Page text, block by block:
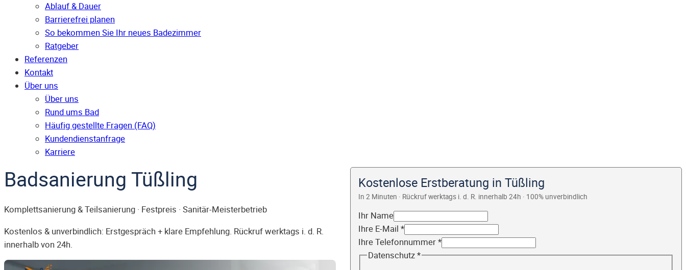
Ablauf & Dauer
Barrierefrei planen
So bekommen Sie Ihr neues Badezimmer
Ratgeber
Referenzen
Kontakt
Über uns
Über uns
Rund ums Bad
Häufig gestellte Fragen (FAQ)
Kunden­dienst­anfrage
Karriere
Badsanierung Tüßling
Komplettsanierung & Teilsanierung · Festpreis · Sanitär-Meisterbetrieb
Kostenlos & unverbindlich: Erstgespräch + klare Empfehlung. Rückruf werktags i. d. R.
innerhalb von 24h.
Kostenlose Erstberatung in Tüßling
In 2 Minuten · Rückruf werktags i. d. R. innerhalb 24h · 100% unverbindlich
Ihr Name
Ihre E-Mail *
Ihre Telefonnummer*
Datenschutz*